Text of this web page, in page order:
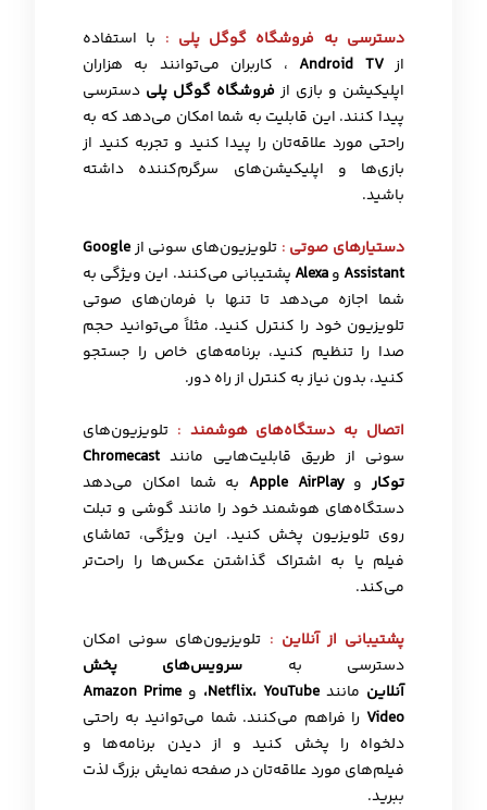
دسترسی به فروشگاه گوگل پلی : با استفاده
ازAndroid TV
، کاربران می‌توانند به هزاران
اپلیکیشن و بازی ازفروشگاه گوگل پلی دسترسی
پیدا کنند. این قابلیت به شما امکان می‌دهد که به
راحتی مورد علاقه‌تان را پیدا کنید و تجربه کنید از
بازی‌ها و اپلیکیشن‌های سرگرم‌کننده داشته
باشید.
دستیارهای صوتی : تلویزیون‌های سونی ازGoogle
AssistantوAlexa
پشتیبانی می‌کنند. این ویژگی به
شما اجازه می‌دهد تا تنها با فرمان‌های صوتی
تلویزیون خود را کنترل کنید. مثلاً می‌توانید حجم
صدا را تنظیم کنید، برنامه‌های خاص را جستجو
کنید، بدون نیاز به کنترل از راه دور.
اتصال به دستگاه‌های هوشمند : تلویزیون‌های
سونی از طریق قابلیت‌هایی مانند Chromecast
توکارو Apple AirPlay
به شما امکان می‌دهد
دستگاه‌های هوشمند خود را مانند گوشی و تبلت
روی تلویزیون پخش کنید. این ویژگی، تماشای
فیلم یا به اشتراک گذاشتن عکس‌ها را راحت‌تر
می‌کند.
پشتیبانی از آنلاین : تلویزیون‌های سونی امکان
دسترسی به سرویس‌های پخش
آنلاین مانندNetflix، YouTube، و Amazon Prime
Video را فراهم می‌کنند. شما می‌توانید به راحتی
دلخواه را پخش کنید و از دیدن برنامه‌ها و
فیلم‌های مورد علاقه‌تان در صفحه نمایش بزرگ لذت
ببرید.